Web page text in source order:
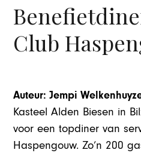
Club
Auteur: Jempi
Kasteel Alden Biesen in
voor een topdiner van
Haspengouw. Zo’n 200